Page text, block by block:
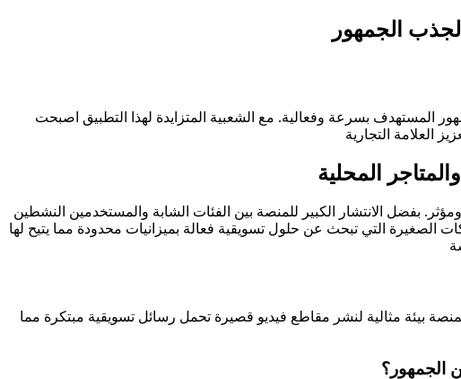
الجمهور
المستهدف بسرعة وفعالية. مع الشعبية المتزايدة لهذا التطبيق اصبحت
العلامة التجارية
المحلية
بفضل الانتشار الكبير للمنصة بين الفئات الشابة والمستخدمين النشطين
الصغيرة التي تبحث عن حلول تسويقية فعالة بميزانيات محدودة مما يتيح لها
بيئة مثالية لنشر مقاطع فيديو قصيرة تحمل رسائل تسويقية مبتكرة مما
الجمهور؟